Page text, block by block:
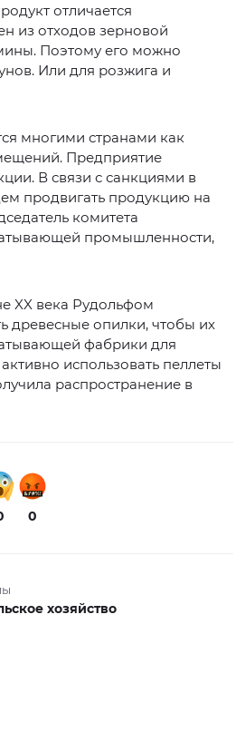
отличается
из отходов зерновой
Поэтому его можно
Или для розжига и
многими странами как
Предприятие
В связи с санкциями в
продвигать продукцию на
комитета
промышленности,
XX века Рудольфом
древесные опилки, чтобы их
фабрики для
использовать пеллеты
распространение в
0
хозяйство